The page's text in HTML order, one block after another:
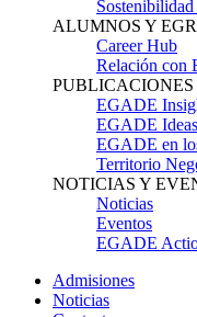
ALUMNOS Y
Career Hub
Relación con
EGADE
EGADE Ideas
EGADE en
Territorio
NOTICIAS Y
Noticias
Eventos
EGADE
Admisiones
Noticias